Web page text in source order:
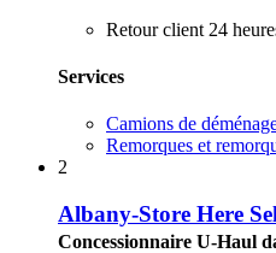
Retour client 24
Services
Camions de
Remorques et
2
Albany-Store Here
Concessionnaire U-Haul